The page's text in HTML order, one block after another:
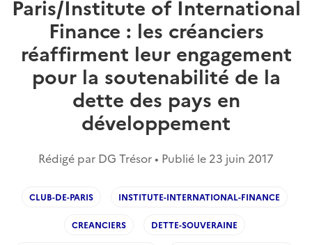
Paris/Institute of International
Finance : les créanciers
réaffirment leur engagement
pour la soutenabilité de la
dette des pays en
développement
Rédigé par DG Trésor • Publié le 23 juin 2017
CLUB-DE-PARIS INSTITUTE-INTERNATIONAL-FINANCE
CREANCIERS DETTE-SOUVERAINE